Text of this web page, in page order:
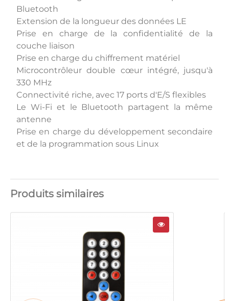
Bluetooth
Extension de la longueur des données LE
Prise en charge de la confidentialité de la
couche liaison
Prise en charge du chiffrement matériel
Microcontrôleur double cœur intégré, jusqu'à
330 MHz
Connectivité riche, avec 17 ports d'E/S flexibles
Le Wi-Fi et le Bluetooth partagent la même
antenne
Prise en charge du développement secondaire
et de la programmation sous Linux
Produits similaires